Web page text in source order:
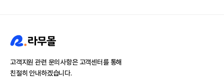
고객지원 관련 문의사항은 고객센터를 통해
친절히 안내하겠습니다.